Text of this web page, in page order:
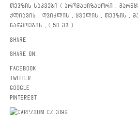
თევზის საკვები ( არომატიზატორი ,
ქლიავის , ღვიძლის , ყველის , თევზის ,
წარმოების , ( 50 მგ )
Share
Share on:
facebook
twitter
google
pinterest